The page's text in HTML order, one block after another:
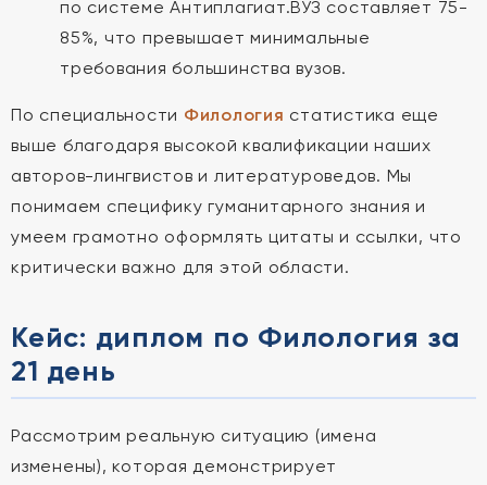
по системе Антиплагиат.ВУЗ составляет 75-
85%, что превышает минимальные
требования большинства вузов.
По специальности Филология статистика еще
выше благодаря высокой квалификации наших
авторов-лингвистов и литературоведов. Мы
понимаем специфику гуманитарного знания и
умеем грамотно оформлять цитаты и ссылки, что
критически важно для этой области.
Кейс: диплом по Филология за
21 день
Рассмотрим реальную ситуацию (имена
изменены), которая демонстрирует